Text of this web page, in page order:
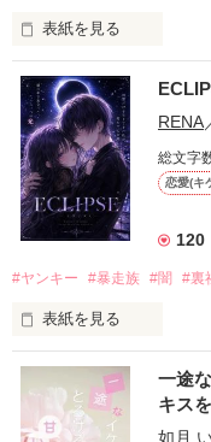
表紙を見る
「好きだったから、別
モテる人を好きになる
だから私は、中学時代
もう会うことはないと
高校生になって再会し
他の女の子には冷たいの
私にだけ昔と変わらな
「澪ちゃん。」
RENA
総文字
恋愛(キ
120
#ヤンキー #暴走族 #闇 #裏
表紙を見る
表紙画像はAIです
一途
キスを
如月